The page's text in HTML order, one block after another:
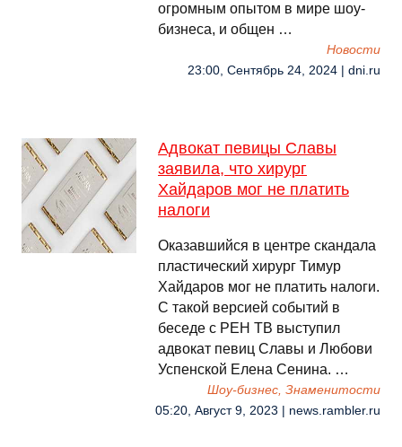
огромным опытом в мире шоу-
бизнеса, и общен …
Новости
23:00, Сентябрь 24, 2024 | dni.ru
Адвокат певицы Славы
заявила, что хирург
Хайдаров мог не платить
налоги
Оказавшийся в центре скандала
пластический хирург Тимур
Хайдаров мог не платить налоги.
С такой версией событий в
беседе с РЕН ТВ выступил
адвокат певиц Славы и Любови
Успенской Елена Сенина. …
Шоу-бизнес, Знаменитости
05:20, Август 9, 2023 | news.rambler.ru